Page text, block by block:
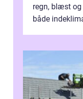
regn, blæst
både